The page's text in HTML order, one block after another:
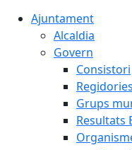
Ajuntament
Alcaldia
Govern
Consistori
Regidories
Grups
Resultats